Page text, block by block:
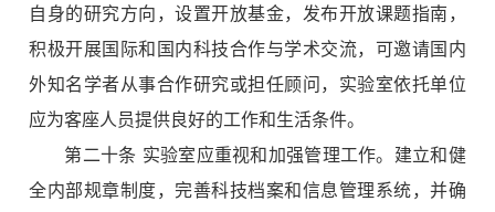
自身的研究方向，设置开放基金，发布开放课题指南，
积极开展国际和国内科技合作与学术交流，可邀请国内
外知名学者从事合作研究或担任顾问，实验室依托单位
应为客座人员提供良好的工作和生活条件。
第二十条 实验室应重视和加强管理工作。建立和健
全内部规章制度，完善科技档案和信息管理系统，并确